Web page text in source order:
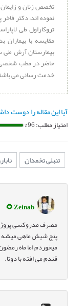
تخصص زنان و
نموده اند، دکتر
تروکاراول طی
مقایسه با بیماران
حاضر در مطب شخصی
خدمت رسانی می
آیا این مقاله را دوست
امتیاز مطلب: 96%
تنبلی تخمدان
Zeinab 🌻
مصرف مدروکسی
پنج شیش ماهی میشه
میخوردم اما ماه
قندم می افته با دوتا.